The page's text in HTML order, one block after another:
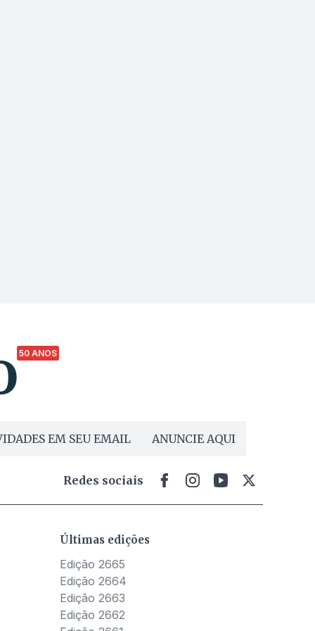
50 ANOS
EM SEU EMAIL ANUNCIE AQUI
Redes sociais
Últimas edições
Edição 2665
Edição 2664
Edição 2663
Edição 2662